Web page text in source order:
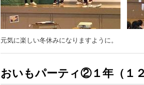
元気に楽しい冬休みになりますように。
おいもパーティ②１年（１２